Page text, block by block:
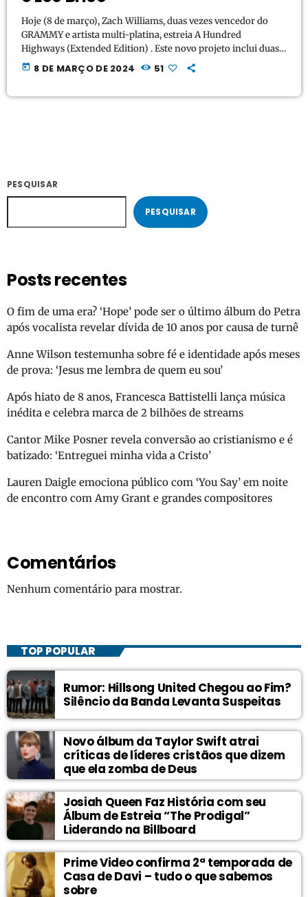
Hoje (8 de março), Zach Williams, duas vezes vencedor do
GRAMMY e artista multi-platina, estreia A Hundred
Highways (Extended Edition) . Este novo projeto inclui duas
colaborações de música country de alto nível com Dolly
Parton emprestando sua voz em uma nova versão de
today 8 DE MARÇO DE 2024 51
PESQUISAR
PESQUISAR
Posts recentes
O fim de uma era? ‘Hope’ pode ser o último álbum do Petra
após vocalista revelar dívida de 10 anos por causa de turnê
Anne Wilson testemunha sobre fé e identidade após meses
de prova: ‘Jesus me lembra de quem eu sou’
Após hiato de 8 anos, Francesca Battistelli lança música
inédita e celebra marca de 2 bilhões de streams
Cantor Mike Posner revela conversão ao cristianismo e é
batizado: ‘Entreguei minha vida a Cristo’
Lauren Daigle emociona público com ‘You Say’ em noite
de encontro com Amy Grant e grandes compositores
Comentários
Nenhum comentário para mostrar.
TOP POPULAR
Rumor: Hillsong United Chegou ao Fim?
Silêncio da Banda Levanta Suspeitas
Novo álbum da Taylor Swift atrai
críticas de líderes cristãos que dizem
que ela zomba de Deus
Josiah Queen Faz História com seu
Álbum de Estreia “The Prodigal”
Liderando na Billboard
Prime Video confirma 2ª temporada de
Casa de Davi – tudo o que sabemos
sobre